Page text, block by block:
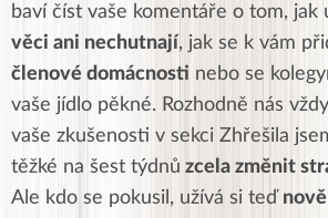
baví číst vaše komentáře o tom, jak
věci ani nechutnají, jak se k vám
členové domácnosti nebo se
vaše jídlo pěkné. Rozhodně nás
vaše zkušenosti v sekci Zhřešila
těžké na šest týdnů zcela změnit
Ale kdo se pokusil, užívá si teď